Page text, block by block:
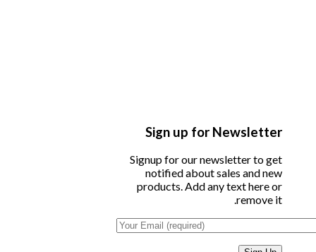
Sign up for Newsletter
Signup for our newsletter to get
notified about sales and new
products. Add any text here or
remove it.